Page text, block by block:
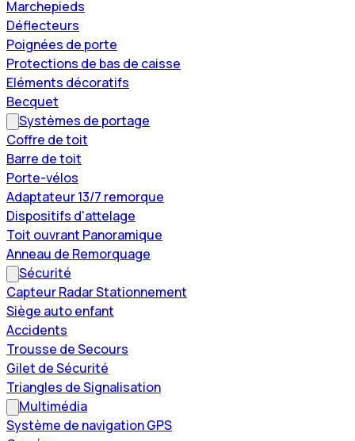
Marchepieds
Déflecteurs
Poignées de porte
Protections de bas de caisse
Eléments décoratifs
Becquet
Systèmes de portage
Coffre de toit
Barre de toit
Porte-vélos
Adaptateur 13/7 remorque
Dispositifs d'attelage
Toit ouvrant Panoramique
Anneau de Remorquage
Sécurité
Capteur Radar Stationnement
Siège auto enfant
Accidents
Trousse de Secours
Gilet de Sécurité
Triangles de Signalisation
Multimédia
Système de navigation GPS